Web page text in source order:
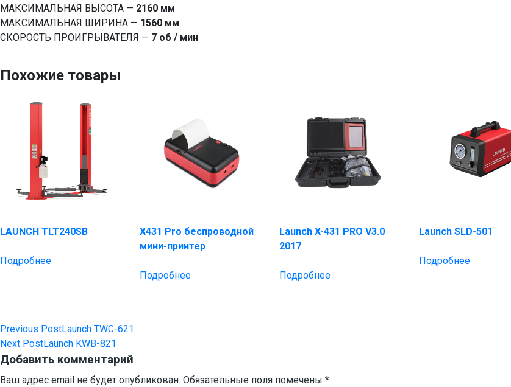
МАКСИМАЛЬНАЯ ВЫСОТА — 2160 мм
МАКСИМАЛЬНАЯ ШИРИНА — 1560 мм
СКОРОСТЬ ПРОИГРЫВАТЕЛЯ — 7 об / мин
Похожие товары
LAUNCH TLT240SB
Подробнее
X431 Pro беспроводной
мини-принтер
Подробнее
Launch X-431 PRO V3.0
2017
Подробнее
Launch SLD-501
Подробнее
Навигация
по
записям
Previous PostLaunch TWC-621
Next PostLaunch KWB-821
Добавить комментарий
Ваш адрес email не будет опубликован. Обязательные поля помечены *